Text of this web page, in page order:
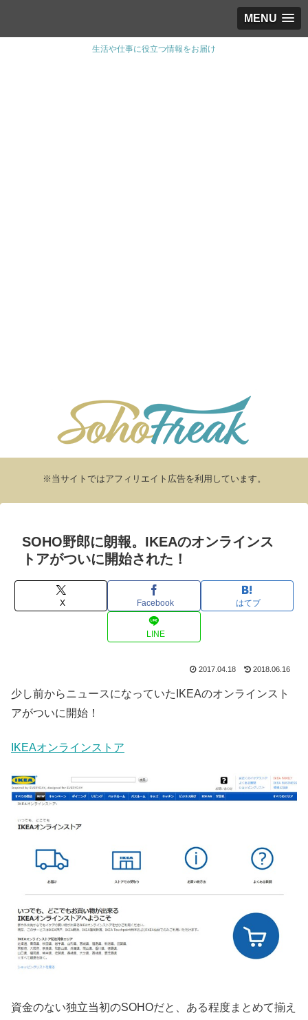
MENU
生活や仕事に役立つ情報をお届け
※当サイトではアフィリエイト広告を利用しています。
SOHO野郎に朗報。IKEAのオンラインス
トアがついに開始された！
X Facebook はてブ
LINE
2017.04.18 2018.06.16
少し前からニュースになっていたIKEAのオンラインスト
アがついに開始！
IKEAオンラインストア
資金のない独立当初のSOHOだと、ある程度まとめて揃え